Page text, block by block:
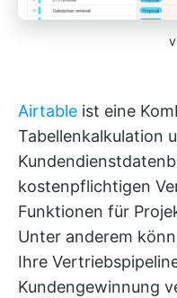
Airtable ist eine
Tabellenkalkulation
kostenpflichtigen
Funktionen für
Unter anderem
Ihre
Kundengewinnung